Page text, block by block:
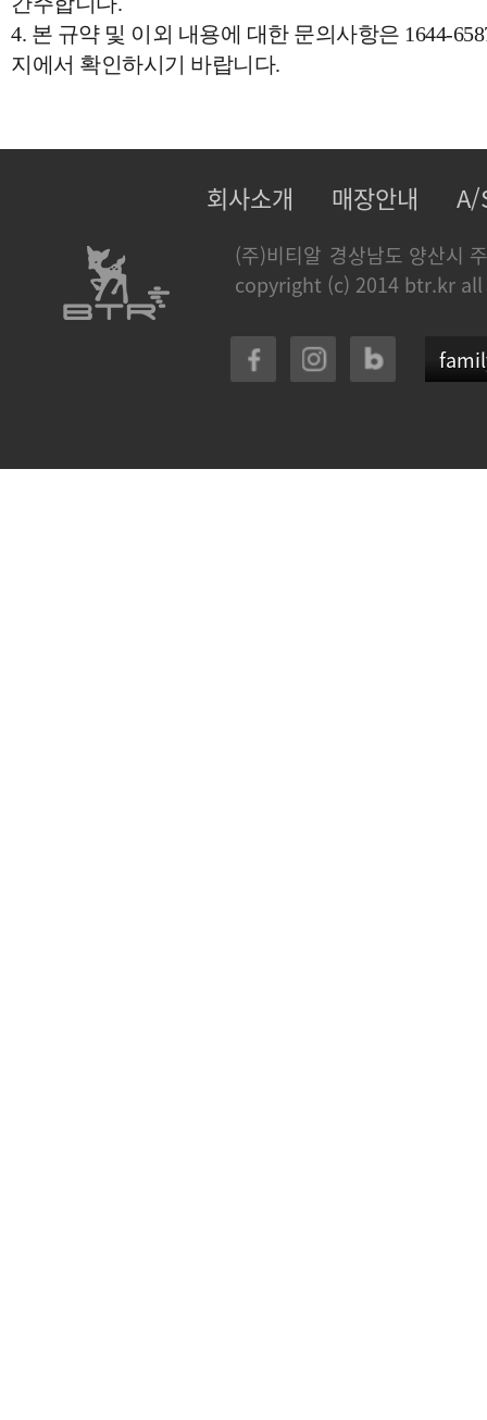
4. 본 규약 및 이외 내용에 대한 문의사항은 1644-
지에서 확인하시기 바랍니다.
회사소개 매장안내 A/
(주)비티알 경상남도 양산시
copyright (c) 2014 btr.kr